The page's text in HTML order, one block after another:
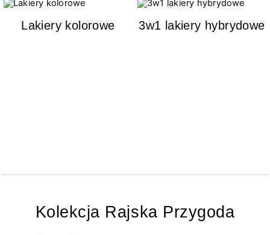
Lakiery kolorowe 3w1 lakiery hybrydowe
Kolekcja Rajska Przygoda